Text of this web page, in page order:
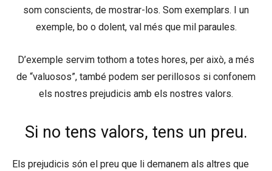
som conscients, de mostrar-los. Som exemplars. I un
exemple, bo o dolent, val més que mil paraules.
D’exemple servim tothom a totes hores, per això, a més
de “valuosos”, també podem ser perillosos si confonem
els nostres prejudicis amb els nostres valors.
Si no tens valors, tens un preu.
Els prejudicis són el preu que li demanem als altres que